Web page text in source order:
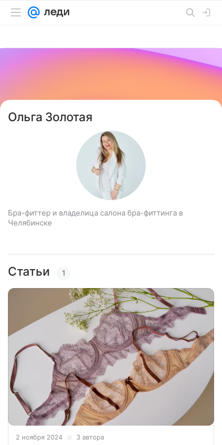
Ольга Золотая
Бра-фиттер и владелица салона бра-фиттинга в
Челябинске
Статьи 1
2 ноября 2024 3 автора